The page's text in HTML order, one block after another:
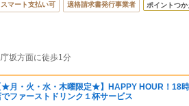
スマート支払い可 適格請求書発行事業者 ポイントつか
坂方面に徒歩1分
★月・火・水・木曜限定★】HAPPY HOUR！18
でファーストドリンク１杯サービス